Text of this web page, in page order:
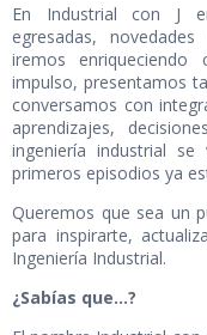
En Industrial con J
egresadas,
iremos
impulso, presentamos
conversamos con
aprendizajes,
ingeniería industrial
primeros episodios ya
Queremos que sea un
para inspirarte,
Ingeniería Industrial.
¿Sabías que…?